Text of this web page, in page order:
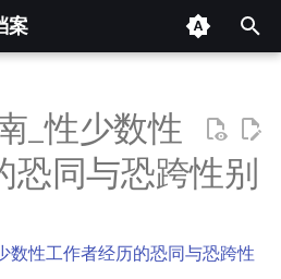
案
_性少数性
恐同与恐跨性别
数性工作者经历的恐同与恐跨性